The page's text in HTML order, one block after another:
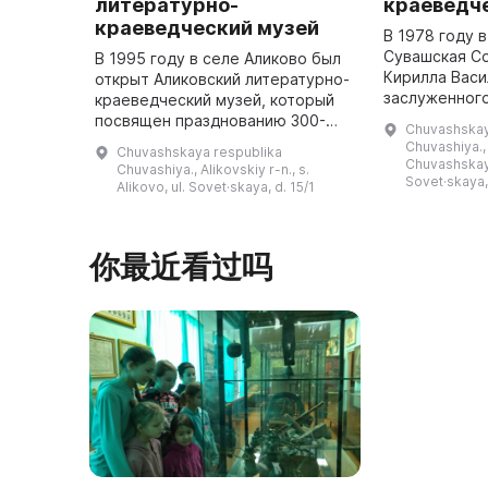
литературно-
краеведческий музей
В 1995 году в селе Аликово был
открыт Аликовский литературно-
краеведческий музей, который
посвящен празднованию 300-
здании располагалось
Аликовское двухклассное
Chuvashskaya respublika
Chuvashiya., Alikovskiy r-n., s.
Alikovo, ul. Sovet·skaya, d. 15/1
В 1978 году
Сувашская
Кирилла
и Чувашской
создан
краевед ...
你最近看过吗